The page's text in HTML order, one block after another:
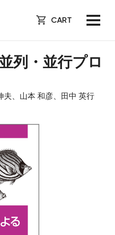
CART
列・並行プロ
、山本 和彦、田中 英行